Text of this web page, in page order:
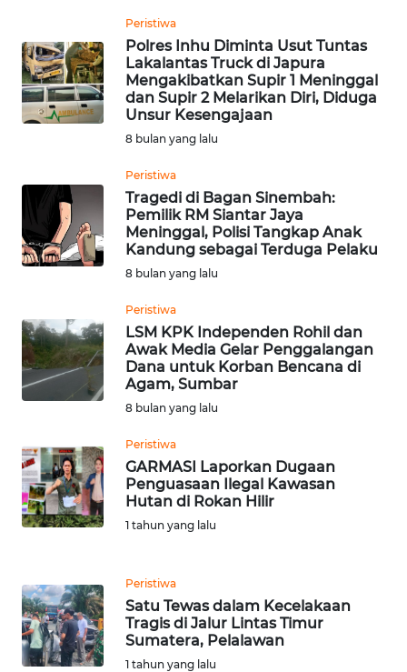
Peristiwa
Polres Inhu Diminta Usut Tuntas
Lakalantas Truck di Japura
Mengakibatkan Supir 1 Meninggal
dan Supir 2 Melarikan Diri, Diduga
Unsur Kesengajaan
8 bulan yang lalu
Peristiwa
Tragedi di Bagan Sinembah:
Pemilik RM Siantar Jaya
Meninggal, Polisi Tangkap Anak
Kandung sebagai Terduga Pelaku
8 bulan yang lalu
Peristiwa
LSM KPK Independen Rohil dan
Awak Media Gelar Penggalangan
Dana untuk Korban Bencana di
Agam, Sumbar
8 bulan yang lalu
Peristiwa
GARMASI Laporkan Dugaan
Penguasaan Ilegal Kawasan
Hutan di Rokan Hilir
1 tahun yang lalu
Peristiwa
Satu Tewas dalam Kecelakaan
Tragis di Jalur Lintas Timur
Sumatera, Pelalawan
1 tahun yang lalu
SUMUT
WN
JAKARTA
WN
BANTEN
NTT
WN
PAPUA
WN
PAPUA
WN
RIAU
WN